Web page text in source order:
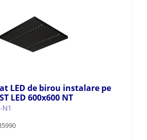
LED de birou instalare pe
LED 600x600 NT
N1